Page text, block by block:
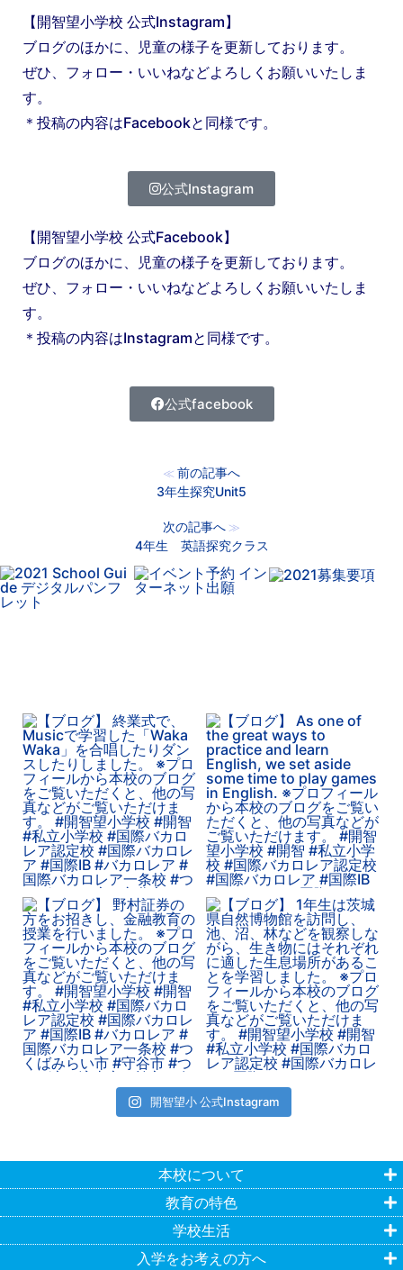
【開智望小学校 公式Instagram】
ブログのほかに、児童の様子を更新しております。
ぜひ、フォロー・いいねなどよろしくお願いいたしま
す。
＊投稿の内容はFacebookと同様です。
公式Instagram
【開智望小学校 公式Facebook】
ブログのほかに、児童の様子を更新しております。
ぜひ、フォロー・いいねなどよろしくお願いいたしま
す。
＊投稿の内容はInstagramと同様です。
公式facebook
≪ 前の記事へ
3年生探究Unit5
次の記事へ ≫
4年生 英語探究クラス
開智望小 公式Instagram
本校について
教育の特色
学校生活
入学をお考えの方へ